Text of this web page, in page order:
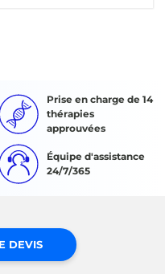
Prise en charge de 14
thérapies
approuvées
Équipe d'assistance
24/7/365
DEVIS